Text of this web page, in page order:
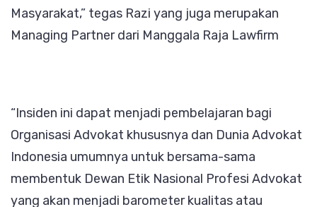
Masyarakat,” tegas Razi yang juga merupakan
Managing Partner dari Manggala Raja Lawfirm
“Insiden ini dapat menjadi pembelajaran bagi
Organisasi Advokat khususnya dan Dunia Advokat
Indonesia umumnya untuk bersama-sama
membentuk Dewan Etik Nasional Profesi Advokat
yang akan menjadi barometer kualitas atau